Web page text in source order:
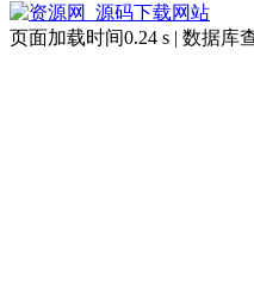
页面加载时间0.24 s | 数据库